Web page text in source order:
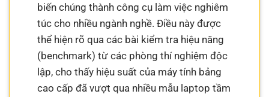
biến chúng thành công cụ làm việc nghiêm
túc cho nhiều ngành nghề. Điều này được
thể hiện rõ qua các bài kiểm tra hiệu năng
(benchmark) từ các phòng thí nghiệm độc
lập, cho thấy hiệu suất của máy tính bảng
cao cấp đã vượt qua nhiều mẫu laptop tầm